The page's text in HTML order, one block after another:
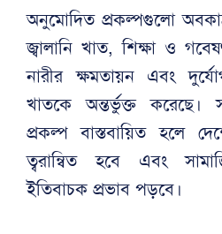
অনুমোদিত প্রকল্পগুলো
জ্বালানি খাত, শিক্ষা ও
নারীর ক্ষমতায়ন এবং
খাতকে অন্তর্ভুক্ত
প্রকল্প বাস্তবায়িত হলে
ত্বরান্বিত হবে এবং
ইতিবাচক প্রভাব পড়বে।